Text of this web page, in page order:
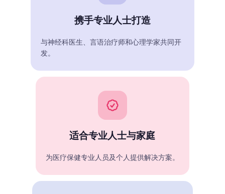
携手专业人士打造
与神经科医生、言语治疗师和心理学家共同开
发。
适合专业人士与家庭
为医疗保健专业人员及个人提供解决方案。